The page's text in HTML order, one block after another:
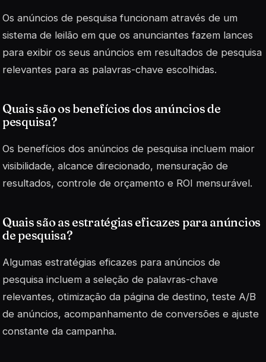
Os anúncios de pesquisa funcionam através de um
sistema de leilão em que os anunciantes fazem lances
para exibir os seus anúncios em resultados de pesquisa
relevantes para as palavras-chave escolhidas.
Quais são os benefícios dos anúncios de
pesquisa?
Os benefícios dos anúncios de pesquisa incluem maior
visibilidade, alcance direcionado, mensuração de
resultados, controle de orçamento e ROI mensurável.
Quais são as estratégias eficazes para anúncios
de pesquisa?
Algumas estratégias eficazes para anúncios de
pesquisa incluem a seleção de palavras-chave
relevantes, otimização da página de destino, teste A/B
de anúncios, acompanhamento de conversões e ajuste
constante da campanha.